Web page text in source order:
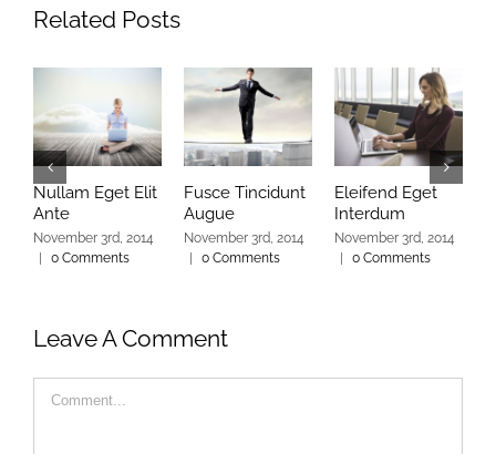
Related Posts
Nullam Eget Elit
Ante
November 3rd, 2014
|
0 Comments
Fusce Tincidunt
Augue
November 3rd, 2014
|
0 Comments
Eleifend Eget
Interdum
November 3rd, 2014
|
0 Comments
Leave A Comment
Comment